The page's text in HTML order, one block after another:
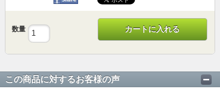
数量 カートに入れる
この商品に対するお客様の声